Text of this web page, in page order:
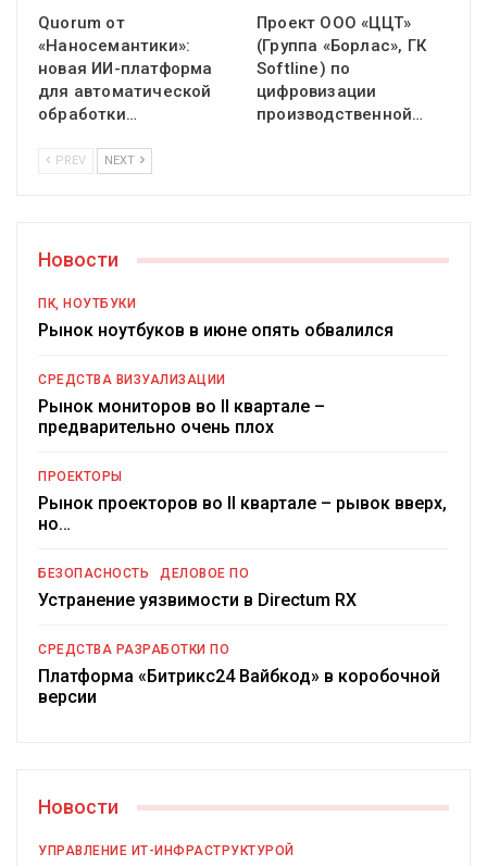
Quorum от
«Наносемантики»:
новая ИИ-платформа
для автоматической
обработки…
Проект ООО «ЦЦТ»
(Группа «Борлас», ГК
Softline) по
цифровизации
производственной…
PREV NEXT
Новости
ПК, НОУТБУКИ
Рынок ноутбуков в июне опять обвалился
СРЕДСТВА ВИЗУАЛИЗАЦИИ
Рынок мониторов во II квартале –
предварительно очень плох
ПРОЕКТОРЫ
Рынок проекторов во II квартале – рывок вверх,
но…
БЕЗОПАСНОСТЬ ДЕЛОВОЕ ПО
Устранение уязвимости в Directum RX
СРЕДСТВА РАЗРАБОТКИ ПО
Платформа «Битрикс24 Вайбкод» в коробочной
версии
Новости
УПРАВЛЕНИЕ ИТ-ИНФРАСТРУКТУРОЙ